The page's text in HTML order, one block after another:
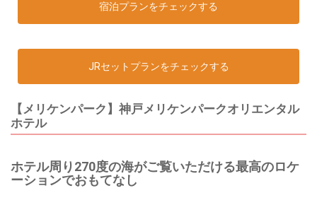
宿泊プランをチェックする
JRセットプランをチェックする
【メリケンパーク】神戸メリケンパークオリエンタル
ホテル
ホテル周り270度の海がご覧いただける最高のロケ
ーションでおもてなし